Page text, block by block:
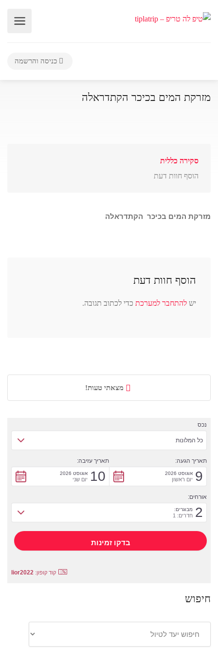
כניסה והרשמה
מזרקת המים בכיכר הקתדראלה
סקירה כללית
הוסף חוות דעת
מזרקת המים בכיכר הקתדראלה
הוסף חוות דעת
יש להתחבר למערכת כדי לכתוב תגובה.
מצאתי טעות!
נכס
כל המלונות
תאריך הגעה:
9 אוגוסט 2026
יום ראשון
תאריך עזיבה:
10 אוגוסט 2026
יום שני
אורחים:
2 מבוגרים:
חדרים: 1
קוד קופון: lior2022
חיפוש